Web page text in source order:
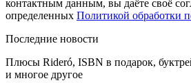
контактным данным, вы даёте своё
определенных Политикой обработки
Последние новости
Плюсы Rideró, ISBN в подарок,
и многое другое